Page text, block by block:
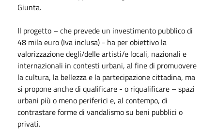
Giunta.
Il progetto – che prevede un investimento pubblico di
48 mila euro (Iva inclusa) - ha per obiettivo la
valorizzazione degli/delle artisti/e locali, nazionali e
internazionali in contesti urbani, al fine di promuovere
la cultura, la bellezza e la partecipazione cittadina, ma
si propone anche di qualificare - o riqualificare – spazi
urbani più o meno periferici e, al contempo, di
contrastare forme di vandalismo su beni pubblici o
privati.